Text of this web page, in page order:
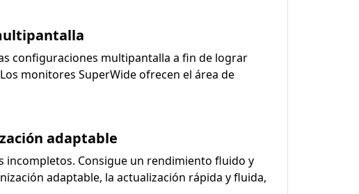
configuraciones multipantalla a fin de lograr
monitores SuperWide ofrecen el área de
adaptable
Consigue un rendimiento fluido y
adaptable, la actualización rápida y fluida,